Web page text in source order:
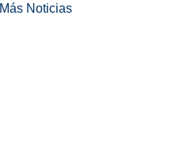
Más Noticias